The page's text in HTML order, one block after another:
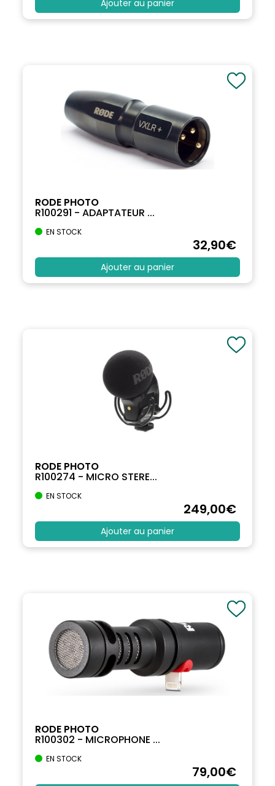
Ajouter au panier
RODE PHOTO
R100291 - ADAPTATEUR ...
EN STOCK
32,90€
Ajouter au panier
RODE PHOTO
R100274 - MICRO STERE...
EN STOCK
249,00€
Ajouter au panier
RODE PHOTO
R100302 - MICROPHONE ...
EN STOCK
79,00€